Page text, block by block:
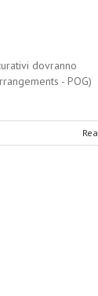
dovranno
- POG)